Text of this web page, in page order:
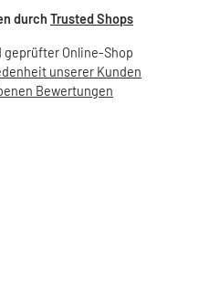
durch Trusted Shops
geprüfter Online-Shop
unserer Kunden
Bewertungen